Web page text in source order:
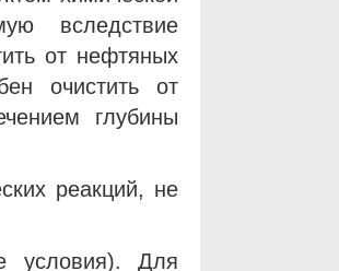
вследствие
от нефтяных
очистить от
глубины
реакций, не
условия). Для